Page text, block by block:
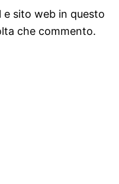
e sito web in questo
che commento.